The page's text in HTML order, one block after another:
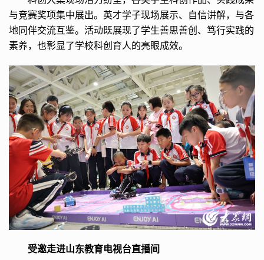
与竞赛奖项集中展出。英才学子现场展示、自信讲解，与各
地同伴交流互鉴。活动既展现了学生善思善创、笃行实践的
素养，也彰显了学校科创育人的亮眼成效。
受邀走进山东教育电视台直播间